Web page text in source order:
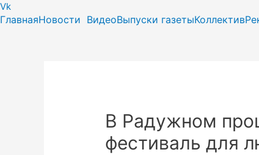
Vk
ГлавнаяНовости ВидеоВыпуски газетыКоллектив
В Радужном
фестиваль для